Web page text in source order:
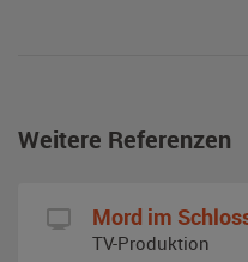
Weitere Referenzen
Mord im
TV-Produktion